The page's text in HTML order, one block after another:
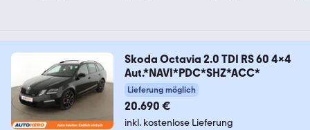
Skoda Octavia 2.0 TDI RS 60 4x4
Aut.*NAVI*PDC*SHZ*ACC*
Lieferung möglich
20.690 €
inkl. kostenlose Lieferung